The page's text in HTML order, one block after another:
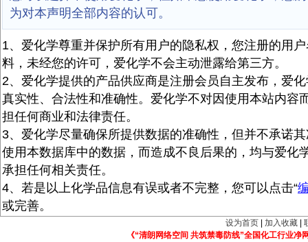
为对本声明全部内容的认可。
1、爱化学尊重并保护所有用户的隐私权，您注册的用
料，未经您的许可，爱化学不会主动泄露给第三方。
2、爱化学提供的产品供应商是注册会员自主发布，爱
真实性、合法性和准确性。爱化学不对因使用本站内容
担任何商业和法律责任。
3、爱化学尽量确保所提供数据的准确性，但并不承诺
使用本数据库中的数据，而造成不良后果的，均与爱化
承担任何相关责任。
4、若是以上化学品信息有误或者不完整，您可以点击“
或完善。
设为首页 加入收藏
《“清朗网络空间 共筑禁毒防线”全国化工行业净